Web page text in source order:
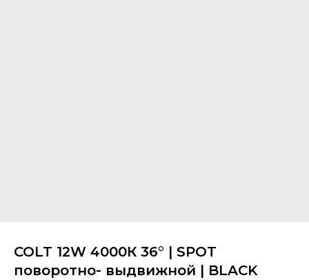
COLT 12W 4000К 36° | SPOT
поворотно- выдвижной | BLACK